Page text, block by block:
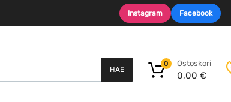
Instagram Facebook
HAE
Ostoskori
0,00 €
0